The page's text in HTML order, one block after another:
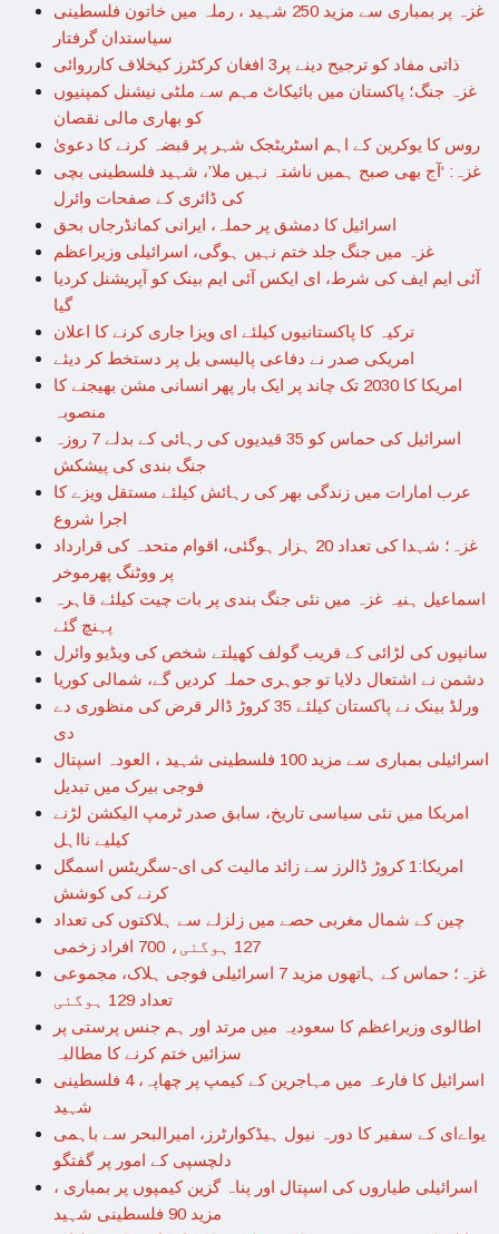
غزہ پر بمباری سے مزید 250 شہید ، رملہ میں خاتون فلسطینی
سیاستدان گرفتار
ذاتی مفاد کو ترجیح دینے پر3 افغان کرکٹرز کیخلاف کارروائی
غزہ جنگ؛ پاکستان میں بائیکاٹ مہم سے ملٹی نیشنل کمپنیوں
کو بھاری مالی نقصان
روس کا یوکرین کے اہم اسٹریٹجک شہر پر قبضہ کرنے کا دعویٰ
غزہ: ‘آج بھی صبح ہمیں ناشتہ نہیں ملا’، شہید فلسطینی بچی
کی ڈائری کے صفحات وائرل
اسرائیل کا دمشق پر حملہ، ایرانی کمانڈرجاں بحق
غزہ میں جنگ جلد ختم نہیں ہوگی، اسرائیلی وزیراعظم
آئی ایم ایف کی شرط، ای ایکس آئی ایم بینک کو آپریشنل کردیا
گیا
ترکیہ کا پاکستانیوں کیلئے ای ویزا جاری کرنے کا اعلان
امریکی صدر نے دفاعی پالیسی بل پر دستخط کر دیئے
امریکا کا 2030 تک چاند پر ایک بار پھر انسانی مشن بھیجنے کا
منصوبہ
اسرائیل کی حماس کو 35 قیدیوں کی رہائی کے بدلے 7 روزہ
جنگ بندی کی پیشکش
عرب امارات میں زندگی بھر کی رہائش کیلئے مستقل ویزے کا
اجرا شروع
غزہ؛ شہدا کی تعداد 20 ہزار ہوگئی، اقوام متحدہ کی قرارداد
پر ووٹنگ پھرموخر
اسماعیل ہنیہ غزہ میں نئی جنگ بندی پر بات چیت کیلئے قاہرہ
پہنچ گئے
سانپوں کی لڑائی کے قریب گولف کھیلتے شخص کی ویڈیو وائرل
دشمن نے اشتعال دلایا تو جوہری حملہ کردیں گے، شمالی کوریا
ورلڈ بینک نے پاکستان کیلئے 35 کروڑ ڈالر قرض کی منظوری دے
دی
اسرائیلی بمباری سے مزید 100 فلسطینی شہید ، العودہ اسپتال
فوجی بیرک میں تبدیل
امریکا میں نئی سیاسی تاریخ، سابق صدر ٹرمپ الیکشن لڑنے
کیلیے نااہل
امریکا:1 کروڑ ڈالرز سے زائد مالیت کی ای-سگریٹس اسمگل
کرنے کی کوشش
چین کے شمال مغربی حصے میں زلزلے سے ہلاکتوں کی تعداد
127 ہوگئی، 700 افراد زخمی
غزہ؛ حماس کے ہاتھوں مزید 7 اسرائیلی فوجی ہلاک، مجموعی
تعداد 129 ہوگئی
اطالوی وزیراعظم کا سعودیہ میں مرتد اور ہم جنس پرستی پر
سزائیں ختم کرنے کا مطالبہ
اسرائیل کا فارعہ میں مہاجرین کے کیمپ پر چھاپہ، 4 فلسطینی
شہید
یواےای کے سفیر کا دورہ نیول ہیڈکوارٹرز، امیرالبحر سے باہمی
دلچسپی کے امور پر گفتگو
اسرائیلی طیاروں کی اسپتال اور پناہ گزین کیمپوں پر بمباری ،
مزید 90 فلسطینی شہید